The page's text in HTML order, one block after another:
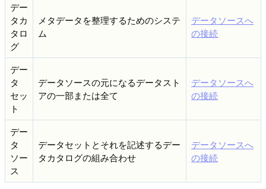
デー
タカ
タロ
グ
メタデータを整理するためのシステ
ム
データソースへ
の接続
デー
タ
セッ
ト
データソースの元になるデータスト
アの一部または全て
データソースへ
の接続
デー
タ
ソー
ス
データセットとそれを記述するデー
タカタログの組み合わせ
データソースへ
の接続